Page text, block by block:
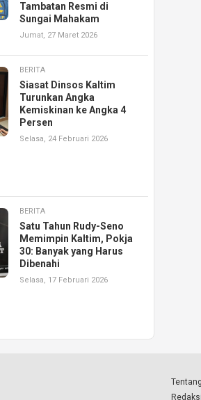
Tambatan Resmi di
Sungai Mahakam
Jumat, 27 Maret 2026
BERITA
Siasat Dinsos Kaltim
Turunkan Angka
Kemiskinan ke Angka 4
Persen
Selasa, 24 Februari 2026
BERITA
Satu Tahun Rudy-Seno
Memimpin Kaltim, Pokja
30: Banyak yang Harus
Dibenahi
Selasa, 17 Februari 2026
Redaksi